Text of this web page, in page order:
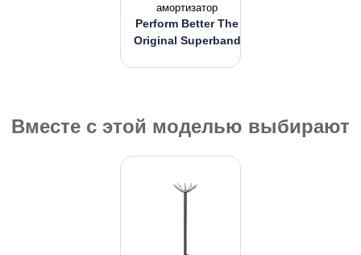
амортизатор
Perform Better The
Original Superband
Вместе с этой моделью выбирают